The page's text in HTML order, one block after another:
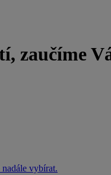
zaučíme
vybírat.